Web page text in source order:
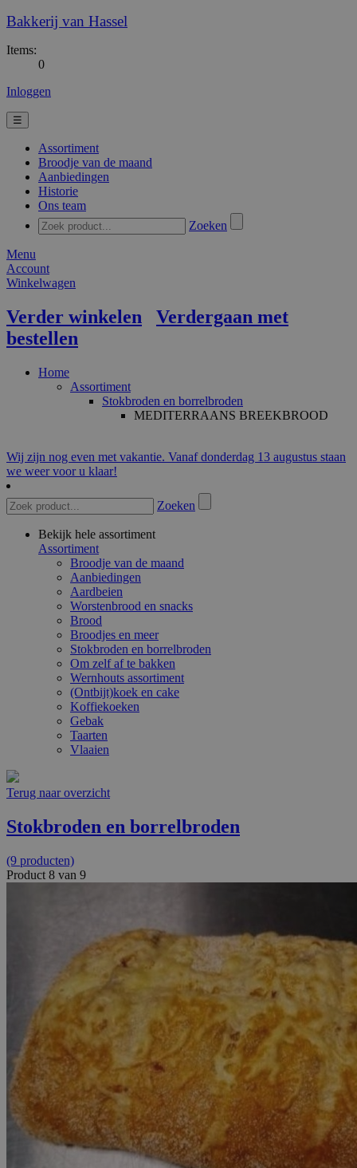
Bakkerij van Hassel
Items:
0
Inloggen
☰
Assortiment
Broodje van de maand
Aanbiedingen
Historie
Ons team
Zoeken
Menu
Account
Winkelwagen
Verder winkelen
Verdergaan met
bestellen
Home
Assortiment
Stokbroden en borrelbroden
MEDITERRAANS BREEKBROOD
Wij zijn nog even met vakantie. Vanaf donderdag 13 augustus staan
we weer voor u klaar!
Zoeken
Bekijk hele assortiment
Assortiment
Broodje van de maand
Aanbiedingen
Aardbeien
Worstenbrood en snacks
Brood
Broodjes en meer
Stokbroden en borrelbroden
Om zelf af te bakken
Wernhouts assortiment
(Ontbijt)koek en cake
Koffiekoeken
Gebak
Taarten
Vlaaien
Terug naar overzicht
Stokbroden en borrelbroden
(9 producten)
Product 8 van 9